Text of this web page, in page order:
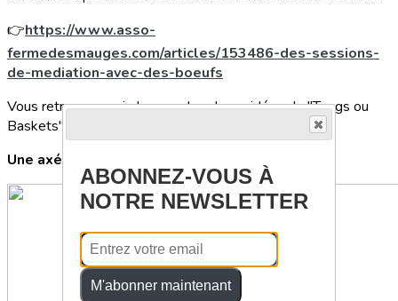
👉https://www.asso-
fermedesmauges.com/articles/153486-des-sessions-
de-mediation-avec-des-boeufs
Vous retrouverez ci-dessous les deux vidéos de "Tongs ou
Baskets" :
Une axée sur la médiation bovine
ABONNEZ-VOUS À
NOTRE NEWSLETTER
M'abonner maintenant